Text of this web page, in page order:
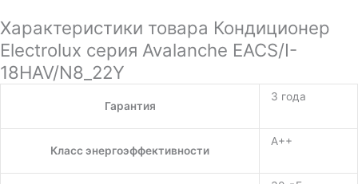
Характеристики товара Кондиционер
Electrolux серия Avalanche EACS/I-
18HAV/N8_22Y
Гарантия
3 года
Класс энергоэффективности
A++